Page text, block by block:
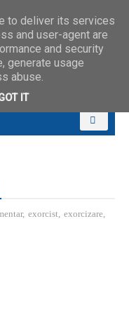
, exorcist, exorcizare,
to deliver its services
and user-agent are
and security
generate usage
abuse.
IT